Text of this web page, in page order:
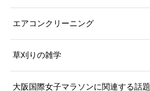
エアコンクリーニング
草刈りの雑学
大阪国際女子マラソンに関連する話題